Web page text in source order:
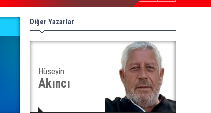
Diğer Yazarlar
Hüseyin
Akıncı